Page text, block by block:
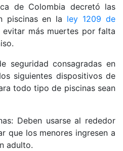
de Colombia decretó las
piscinas en la ley 1209 de
más muertes por falta
seguridad consagradas en
siguientes dispositivos de
todo tipo de piscinas sean
Deben usarse al rededor
que los menores ingresen a
adulto.